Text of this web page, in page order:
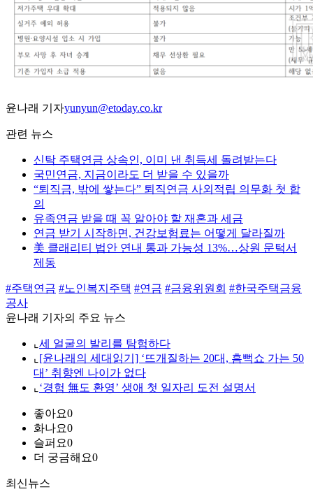
윤나래 기자yunyun@etoday.co.kr
관련 뉴스
신탁 주택연금 상속인, 이미 낸 취득세 돌려받는다
국민연금, 지금이라도 더 받을 수 있을까
“퇴직금, 밖에 쌓는다” 퇴직연금 사외적립 의무화 첫 합
의
유족연금 받을 때 꼭 알아야 할 재혼과 세금
연금 받기 시작하면, 건강보험료는 어떻게 달라질까
美 클래리티 법안 연내 통과 가능성 13%…상원 문턱서
제동
#주택연금 #노인복지주택 #연금 #금융위원회 #한국주택금융
공사
윤나래 기자의 주요 뉴스
⌞ 세 얼굴의 발리를 탐험하다
⌞ [윤나래의 세대읽기] ‘뜨개질하는 20대, 흠뻑쇼 가는 50
대’ 취향엔 나이가 없다
⌞ ‘경험 無도 환영’ 생애 첫 일자리 도전 설명서
좋아요0
화나요0
슬퍼요0
더 궁금해요0
최신뉴스